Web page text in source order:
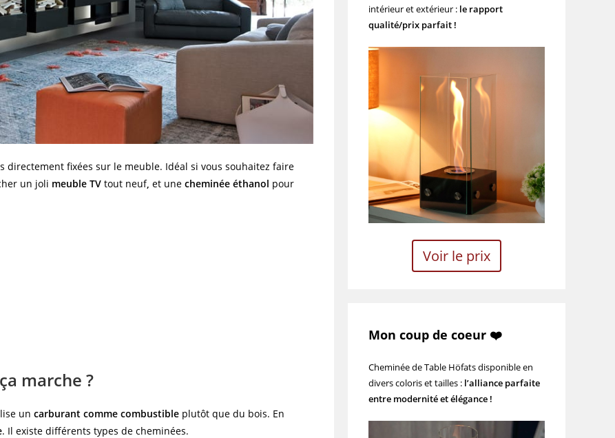
directement fixées sur le meuble. Idéal si vous souhaitez faire
un joli meuble TV tout neuf, et une cheminée éthanol pour
marche ?
un carburant comme combustible plutôt que du bois. En
. Il existe différents types de cheminées.
intérieur et extérieur : le rapport
qualité/prix parfait !
Voir le prix
Mon coup de coeur ❤️
Cheminée de Table Höfats disponible en
divers coloris et tailles : l’alliance parfaite
entre modernité et élégance !